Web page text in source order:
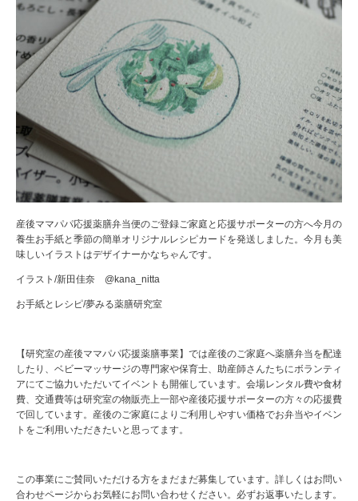
産後ママパパ応援薬膳弁当便のご登録ご家庭と応援サポーターの方へ今月の
養生お手紙と季節の簡単オリジナルレシピカードを発送しました。今月も美
味しいイラストはデザイナーかなちゃんです。
イラスト/新田佳奈 @kana_nitta
お手紙とレシピ/夢みる薬膳研究室
【研究室の産後ママパパ応援薬膳事業】では産後のご家庭へ薬膳弁当を配達
したり、ベビーマッサージの専門家や保育士、助産師さんたちにボランティ
アにてご協力いただいてイベントも開催しています。会場レンタル費や食材
費、交通費等は研究室の物販売上一部や産後応援サポーターの方々の応援費
で回しています。産後のご家庭によりご利用しやすい価格でお弁当やイベン
トをご利用いただきたいと思ってます。
この事業にご賛同いただける方をまだまだ募集しています。詳しくはお問い
合わせページからお気軽にお問い合わせください。必ずお返事いたします。